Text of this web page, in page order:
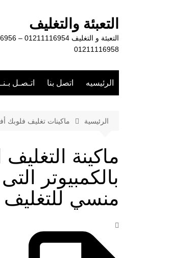
التعبئة والتغليف
01211116958
الرئيسيه اتصل بنا اتـصـل
الرئيسية ماكينات تغليف فلوبك
ماكينة
بالكمبيوتر
منسي